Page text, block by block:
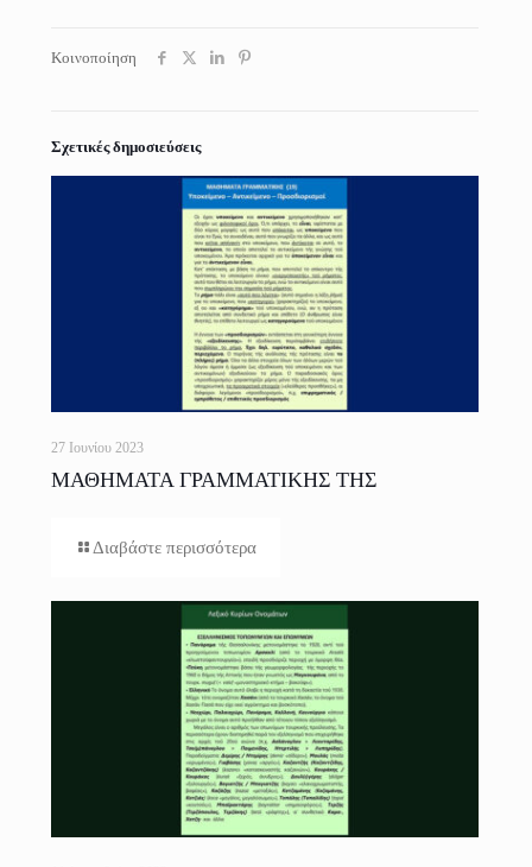
Κοινοποίηση
Σχετικές δημοσιεύσεις
27 Ιουνίου 2023
ΜΑΘΗΜΑΤΑ ΓΡΑΜΜΑΤΙΚΗΣ ΤΗΣ
Διαβάστε περισσότερα